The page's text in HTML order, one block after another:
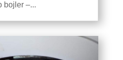
bojler –...